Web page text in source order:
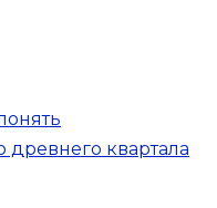
древнего квартала